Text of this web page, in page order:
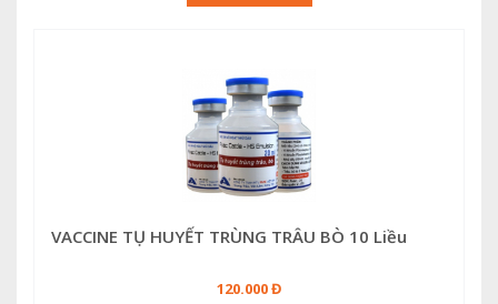
VACCINE TỤ HUYẾT TRÙNG TRÂU BÒ 10 Liều
120.000 Đ